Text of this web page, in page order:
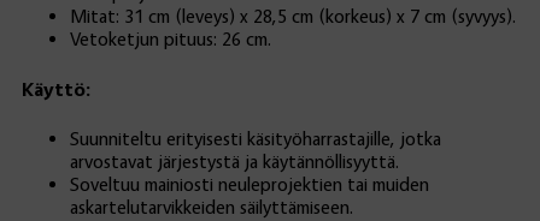
Mitat: 31 cm (leveys) x 28,5 cm (korkeus) x 7 cm (syvyys).
Vetoketjun pituus: 26 cm.
Käyttö:
Suunniteltu erityisesti käsityöharrastajille, jotka
arvostavat järjestystä ja käytännöllisyyttä.
Soveltuu mainiosti neuleprojektien tai muiden
askartelutarvikkeiden säilyttämiseen.